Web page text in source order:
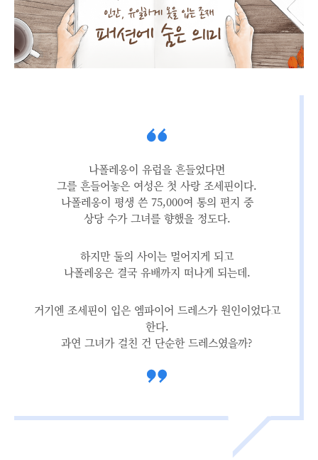
나폴레옹이 유럽을 흔들었다면
그를 흔들어놓은 여성은 첫 사랑 조세핀이다.
나폴레옹이 평생 쓴 75,000여 통의 편지 중
상당 수가 그녀를 향했을 정도다.
하지만 둘의 사이는 멀어지게 되고
나폴레옹은 결국 유배까지 떠나게 되는데.
거기엔 조세핀이 입은 엠파이어 드레스가 원인이었다고
한다.
과연 그녀가 걸친 건 단순한 드레스였을까?